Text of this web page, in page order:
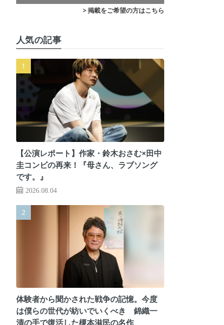
> 掲載をご希望の方はこちら
人気の記事
【公演レポート】作家・鈴木おさむ×田中
圭コンビの再来！『母さん、ラブソング
です。』
2026.08.04
体験者から聞かされた戦争の記憶。今度
は僕らの世代が紡いでいくべき 錦織一
清の手で復活した榎本滋民の名作